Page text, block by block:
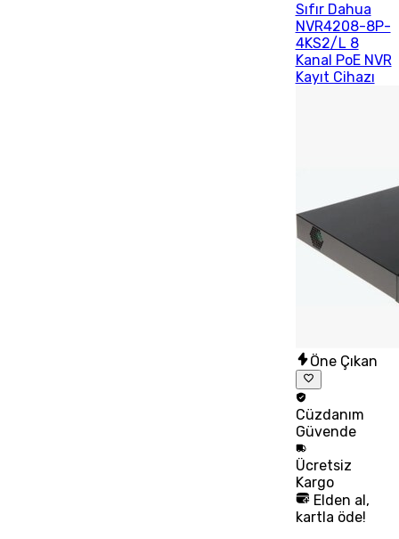
Sıfır Dahua
NVR4208-8P-
4KS2/L 8
Kanal PoE NVR
Kayıt Cihazı
Öne Çıkan
Cüzdanım
Güvende
Ücretsiz
Kargo
Elden al,
kartla öde!